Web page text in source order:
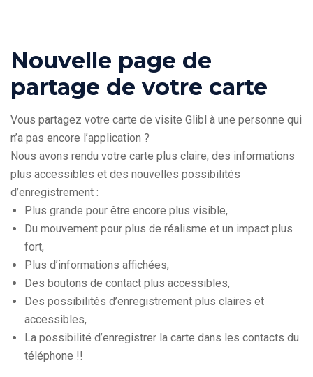
Nouvelle page de
partage de votre carte
Vous partagez votre carte de visite Glibl à une personne qui
n’a pas encore l’application ?
Nous avons rendu votre carte plus claire, des informations
plus accessibles et des nouvelles possibilités
d’enregistrement :
Plus grande pour être encore plus visible,
Du mouvement pour plus de réalisme et un impact plus
fort,
Plus d’informations affichées,
Des boutons de contact plus accessibles,
Des possibilités d’enregistrement plus claires et
accessibles,
La possibilité d’enregistrer la carte dans les contacts du
téléphone !!